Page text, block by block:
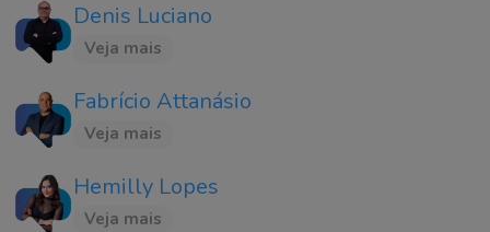
Denis Luciano
Veja mais
Fabrício Attanásio
Veja mais
Hemilly Lopes
Veja mais